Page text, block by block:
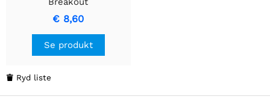
€ 8,60
Se produkt
 Ryd liste